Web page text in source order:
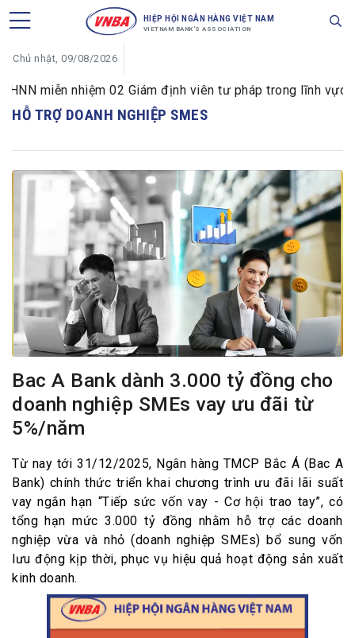
HIỆP HỘI NGÂN HÀNG VIỆT NAM
VIETNAM BANK'S ASSOCIATION
Chủ nhật, 09/08/2026
miễn nhiệm 02 Giám định viên tư pháp trong lĩnh vực
HỖ TRỢ DOANH NGHIỆP SMES
Bac A Bank dành 3.000 tỷ đồng cho
doanh nghiệp SMEs vay ưu đãi từ
5%/năm
Từ nay tới 31/12/2025, Ngân hàng TMCP Bắc Á (Bac A
Bank) chính thức triển khai chương trình ưu đãi lãi suất
vay ngắn hạn “Tiếp sức vốn vay - Cơ hội trao tay”, có
tổng hạn mức 3.000 tỷ đồng nhằm hỗ trợ các doanh
nghiệp vừa và nhỏ (doanh nghiệp SMEs) bổ sung vốn
lưu động kịp thời, phục vụ hiệu quả hoạt động sản xuất
kinh doanh.